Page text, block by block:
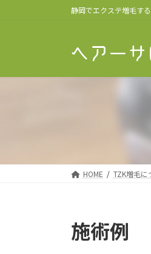
へ
ョ
静岡でエクステ増毛す
HOME TZK増毛に
施術例